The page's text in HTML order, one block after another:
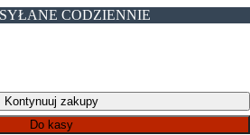
CODZIENNIE
Kontynuuj zakupy
Do kasy